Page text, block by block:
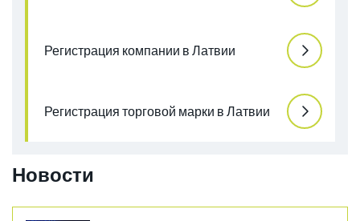
Регистрация компании в Латвии
Регистрация торговой марки в Латвии
Новости